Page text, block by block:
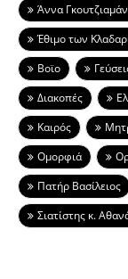
Άννα
Έθιμο των
Βοϊο
Διακοπές
Καιρός
Ομορφιά
Πατήρ Βασίλειος
Σιατίστης κ.